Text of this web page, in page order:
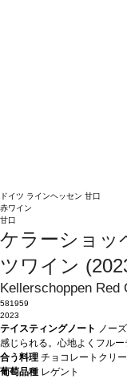
ドイツ ラインヘッセン 甘口
赤ワイン
甘口
ケラーショッ
ツワイン
Kellerschoppen Red
581959
2023
テイスティングノート ノー
感じられる。心地よくフルー
合う料理 チョコレートクリ
葡萄品種 レゲント